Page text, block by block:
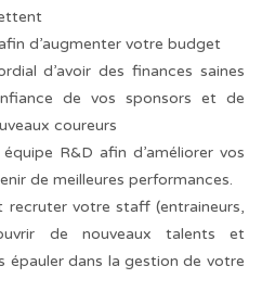
d’augmenter votre budget
d’avoir des finances saines
de vos sponsors et de
coureurs
R&D afin d’améliorer vos
de meilleures performances.
recruter votre staff (entraineurs,
de nouveaux talents et
épauler dans la gestion de votre